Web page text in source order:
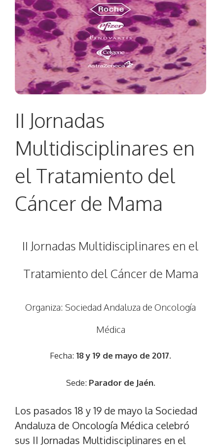
II Jornadas
Multidisciplinares en
el Tratamiento del
Cáncer de Mama
II Jornadas Multidisciplinares en el
Tratamiento del Cáncer de Mama
Organiza: Sociedad Andaluza de Oncología
Médica
Fecha:18 y 19 de mayo de 2017.
Sede: Parador de Jaén.
Los pasados 18 y 19 de mayo la Sociedad
Andaluza de Oncología Médica celebró
sus II Jornadas Multidisciplinares en el